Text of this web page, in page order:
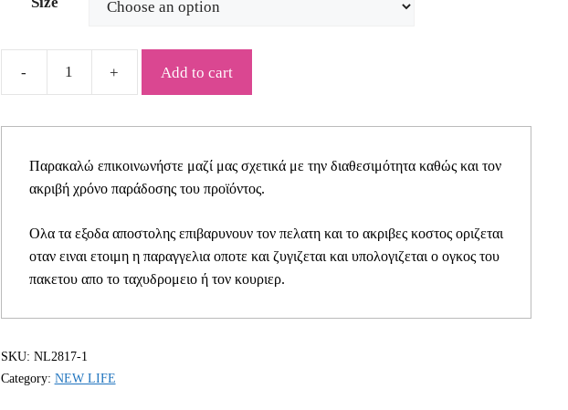
Βαπτιστικό
για
2817-
quantity
Add to cart
Παρακαλώ επικοινωνήστε μαζί μας σχετικά με την διαθεσιμότητα καθώς και τον
ακριβή χρόνο παράδοσης του προϊόντος.
Ολα τα εξοδα αποστολης επιβαρυνουν τον πελατη και το ακριβες κοστος οριζεται
οταν ειναι ετοιμη η παραγγελια οποτε και ζυγιζεται και υπολογιζεται ο ογκος του
πακετου απο το ταχυδρομειο ή τον κουριερ.
SKU: NL2817-1
Category: NEW LIFE